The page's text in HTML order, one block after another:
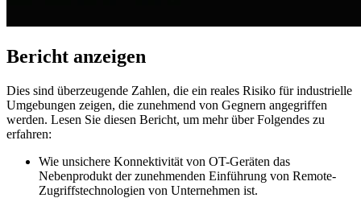
Bericht anzeigen
Dies sind überzeugende Zahlen, die ein reales Risiko für industrielle
Umgebungen zeigen, die zunehmend von Gegnern angegriffen
werden. Lesen Sie diesen Bericht, um mehr über Folgendes zu
erfahren:
Wie unsichere Konnektivität von OT-Geräten das
Nebenprodukt der zunehmenden Einführung von Remote-
Zugriffstechnologien von Unternehmen ist.